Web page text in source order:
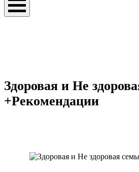
Здоровая и Не
+Рекомендации